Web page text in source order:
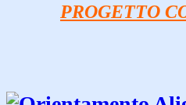
PROGETTO